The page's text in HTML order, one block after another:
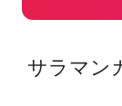
サラマン